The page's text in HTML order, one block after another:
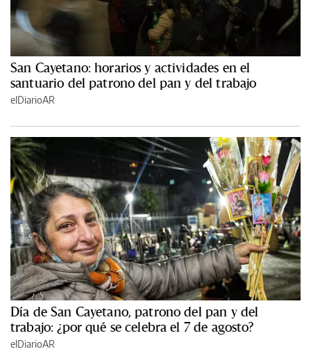
San Cayetano: horarios y actividades en el
santuario del patrono del pan y del trabajo
elDiarioAR
Día de San Cayetano, patrono del pan y del
trabajo: ¿por qué se celebra el 7 de agosto?
elDiarioAR